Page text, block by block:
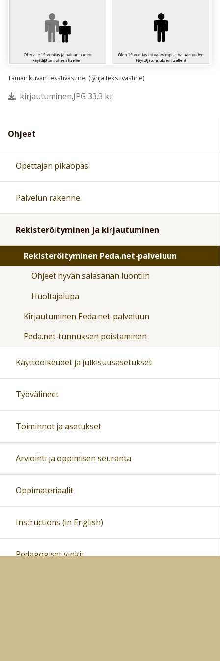
Tämän kuvan tekstivastine: (tyhjä tekstivastine)
kirjautuminen.JPG 33.3 kt
Ohjeet
Opettajan pikaopas
Palvelun rakenne
Rekisteröityminen ja kirjautuminen
Rekisteröityminen Peda.net-palveluun
Ohjeet hyvän salasanan luontiin
Huoltajalupa
Kirjautuminen Peda.net-palveluun
Peda.net-tunnuksen poistaminen
Käyttöoikeudet ja julkisuusasetukset
Työvälineet
Toiminnot ja asetukset
Arviointi ja oppimisen seuranta
Oppimateriaalit
Instructions (in English)
Pedagogiset vinkit